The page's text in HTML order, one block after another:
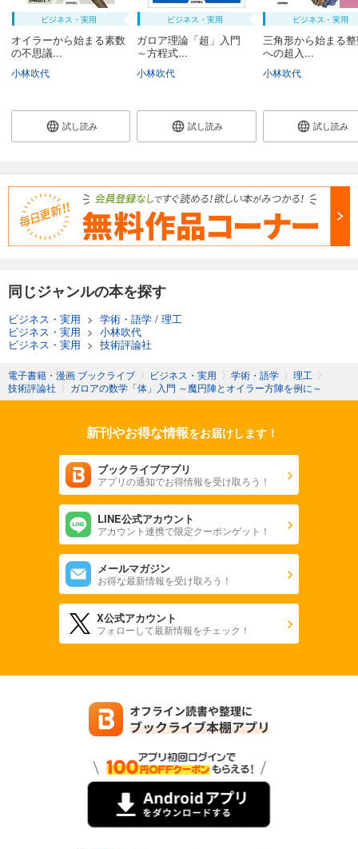
ビジネス・実用
オイラーから始まる素数
の不思議...
小林吹代
試し読み
ビジネス・実用
ガロア理論「超」入門
～方程式...
小林吹代
試し読み
ビジネス・実用
三角形から始まる
への超入...
小林吹代
試し読み
同じジャンルの本を探す
ビジネス・実用 > 学術・語学 / 理工
ビジネス・実用 > 小林吹代
ビジネス・実用 > 技術評論社
電子書籍・漫画 ブックライブ 〉 ビジネス・実用 〉 学術・語学 〉 理工 〉
技術評論社 〉 ガロアの数学「体」入門 ～魔円陣とオイラー方陣を例に～
新刊やお得な情報をお届けします！
ブックライブアプリ
アプリの通知でお得情報を受け取ろう！
LINE公式アカウント
アカウント連携で限定クーポンゲット！
メールマガジン
お得な最新情報を受け取ろう！
X公式アカウント
フォローして最新情報をチェック！